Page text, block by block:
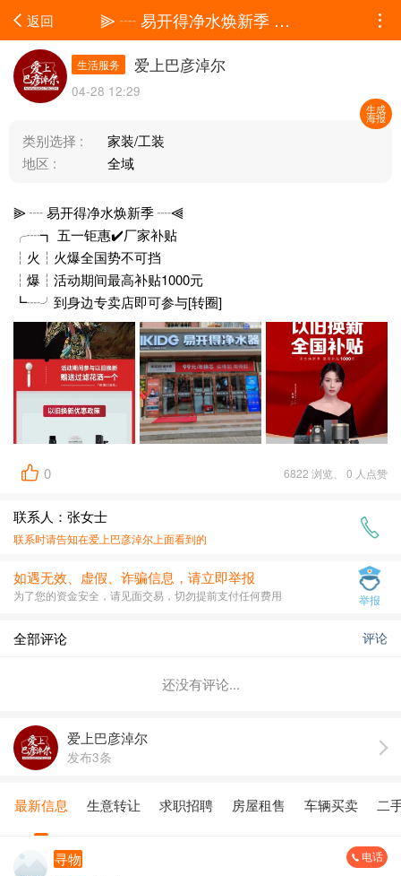
生成
海报
返回 ⫸ ┈ 易开得净水焕新季 ┈⫷╭┈┓ 五一钜惠✔️厂家补贴┆火┆火爆全国势不可挡┆...
生活服务 爱上巴彦淖尔
04-28 12:29
类别选择 :
家装/工装
地区 :
全域
⫸ ┈ 易开得净水焕新季 ┈⫷
╭┈┓ 五一钜惠✔️厂家补贴
┆火┆火爆全国势不可挡
┆爆┆活动期间最高补贴1000元
┗┈╯到身边专卖店即可参与[转圈]
0 6822 浏览、 0 人点赞
联系人：张女士
联系时请告知在爱上巴彦淖尔 上面看到的
如遇无效、虚假、诈骗信息，请立即举报
为了您的资金安全，请见面交易，切勿提前支付任何费用 举报
全部评论 评论
还没有评论...
爱上巴彦淖尔
发布3条
最新信息 生意转让 求职招聘 房屋租售 车辆买卖 二
寻物 电话